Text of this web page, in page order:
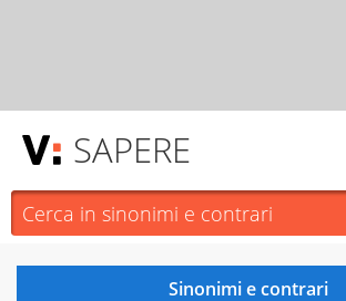
SAPERE